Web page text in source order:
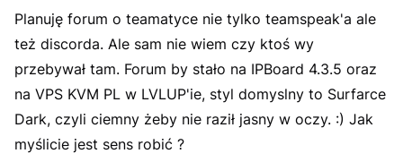
Planuję forum o teamatyce nie tylko teamspeak'a ale
też discorda. Ale sam nie wiem czy ktoś wy
przebywał tam. Forum by stało na IPBoard 4.3.5 oraz
na VPS KVM PL w LVLUP'ie, styl domyslny to Surfarce
Dark, czyli ciemny żeby nie raził jasny w oczy. :) Jak
myślicie jest sens robić ?